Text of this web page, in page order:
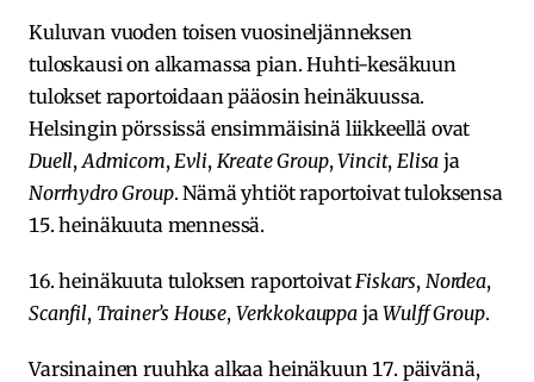
Kuluvan vuoden toisen vuosineljänneksen
tuloskausi on alkamassa pian. Huhti-kesäkuun
tulokset raportoidaan pääosin heinäkuussa.
Helsingin pörssissä ensimmäisinä liikkeellä ovat
Duell, Admicom, Evli, Kreate Group,Vincit, Elisa ja
Norrhydro Group. Nämä yhtiöt raportoivat tuloksensa
15. heinäkuuta mennessä.
16. heinäkuuta tuloksen raportoivat Fiskars, Nordea,
Scanfil, Trainer’s House, VerkkokauppajaWulff Group.
Varsinainen ruuhka alkaa heinäkuun 17. päivänä,